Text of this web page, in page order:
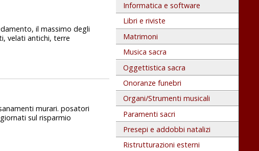
il massimo degli
velati antichi, terre
murari. posatori
sul risparmio
Informatica e software
Libri e riviste
Matrimoni
Musica sacra
Oggettistica sacra
Onoranze funebri
Organi/Strumenti musicali
Paramenti sacri
Presepi e addobbi natalizi
Ristrutturazioni esterni